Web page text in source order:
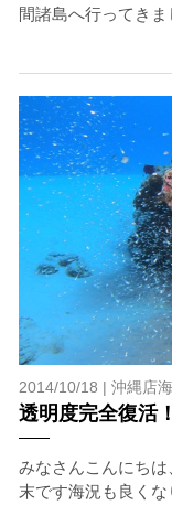
間諸島へ行ってき
2014/10/18 | 沖縄店
透明度完全復活
みなさんこんにち
末です海況も良く